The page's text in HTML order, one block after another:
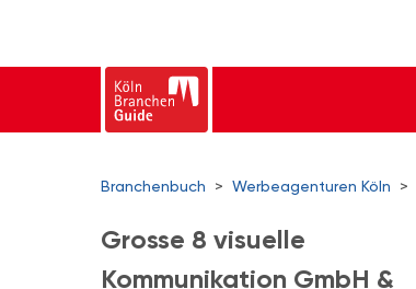
Branchenbuch > Werbeagenturen Köln >
Grosse 8 visuelle
Kommunikation GmbH &